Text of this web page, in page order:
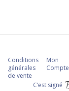
Conditions
générales
de vente
Mon
Compte
C‘est signé